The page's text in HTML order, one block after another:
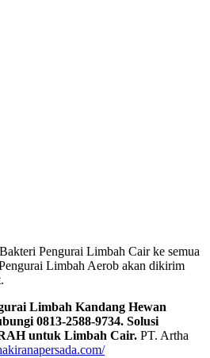
Pengurai Limbah Cair ke semua
Limbah Aerob akan dikirim
Limbah Kandang Hewan
0813-2588-9734. Solusi
untuk Limbah Cair. PT. Artha